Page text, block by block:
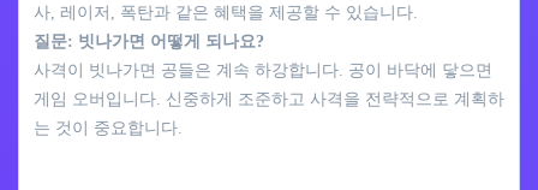
사, 레이저, 폭탄과 같은 혜택을 제공할 수 있습니다.
질문: 빗나가면 어떻게 되나요?
사격이 빗나가면 공들은 계속 하강합니다. 공이 바닥에 닿으면
게임 오버입니다. 신중하게 조준하고 사격을 전략적으로 계획하
는 것이 중요합니다.